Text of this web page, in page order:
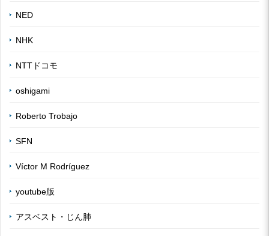
NED
NHK
NTTドコモ
oshigami
Roberto Trobajo
SFN
Víctor M Rodríguez
youtube版
アスベスト・じん肺